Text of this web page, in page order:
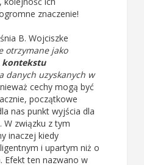
znaczenie!
B. Wojciszke
otrzymane jako
kontekstu
danych uzyskanych w
cechy mogą być
początkowe
nas punkt wyjścia dla
W związku z tym
inaczej kiedy
i upartym niż o
Efekt ten nazwano w